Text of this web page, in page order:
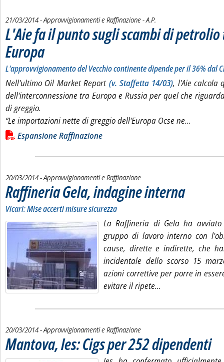
21/03/2014- Approvvigionamenti e Raffinazione -di:
A.P.
L'Aie fa il punto sugli scambi di petrolio
Europa. Sottotitolo: L'approvvigionamento del Vecchio continente dipende per il 36% dal
. Pubblicata venerdì 21 marzo 2014 alle 15.37.
L'approvvigionamento del Vecchio continente dipende per il 36% dal
Nell'ultimo Oil Market Report (v. Staffetta 14/03), l'Aie calcola
dell'interconnessione tra Europa e Russia per quel che
di greggio.
“Le importazioni nette di greggio dell'Europa Ocse ne...
Lista allegati PDF alla notizia
Espansione Raffinazione
20/03/2014- Approvvigionamenti e Raffinazione
Raffineria Gela, indagine interna. Sottotitolo:
. Pubblicata
Vicari: Mise accerti misure sicurezza
La Raffineria di Gela ha
gruppo di lavoro interno con
cause, dirette e indirette, che
incidentale dello scorso 15
azioni correttive per porre in
evitare il ripete...
20/03/2014- Approvvigionamenti e Raffinazione
Mantova, Ies: Cigs per 252 dipendenti.